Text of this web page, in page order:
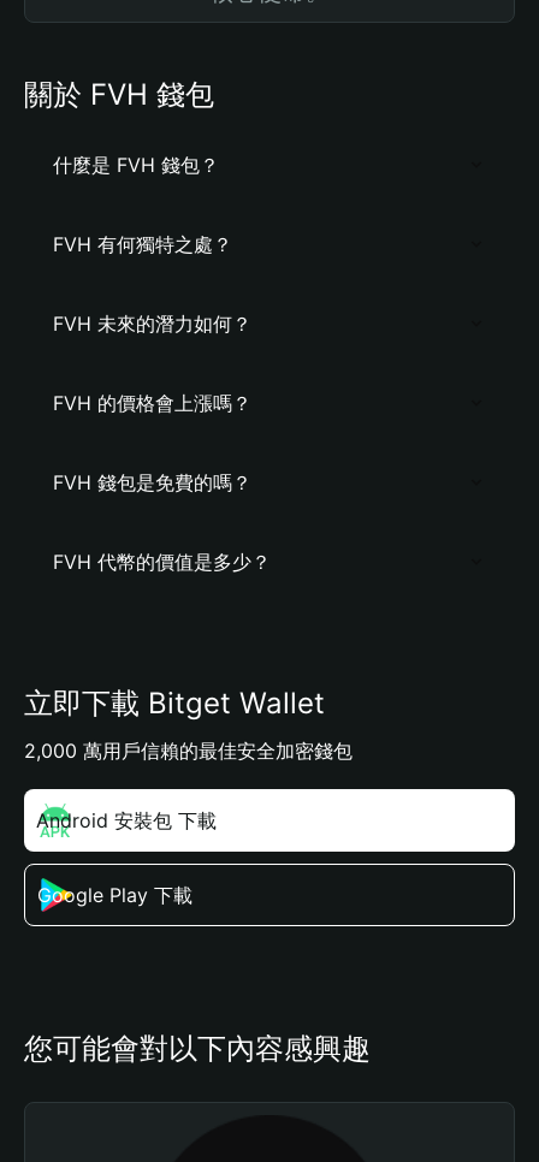
關於 FVH 錢包
什麼是 FVH 錢包？
FVH 有何獨特之處？
FVH 未來的潛力如何？
FVH 的價格會上漲嗎？
FVH 錢包是免費的嗎？
FVH 代幣的價值是多少？
立即下載 Bitget Wallet
2,000 萬用戶信賴的最佳安全加密錢包
Android 安裝包 下載
Google Play 下載
您可能會對以下內容感興趣